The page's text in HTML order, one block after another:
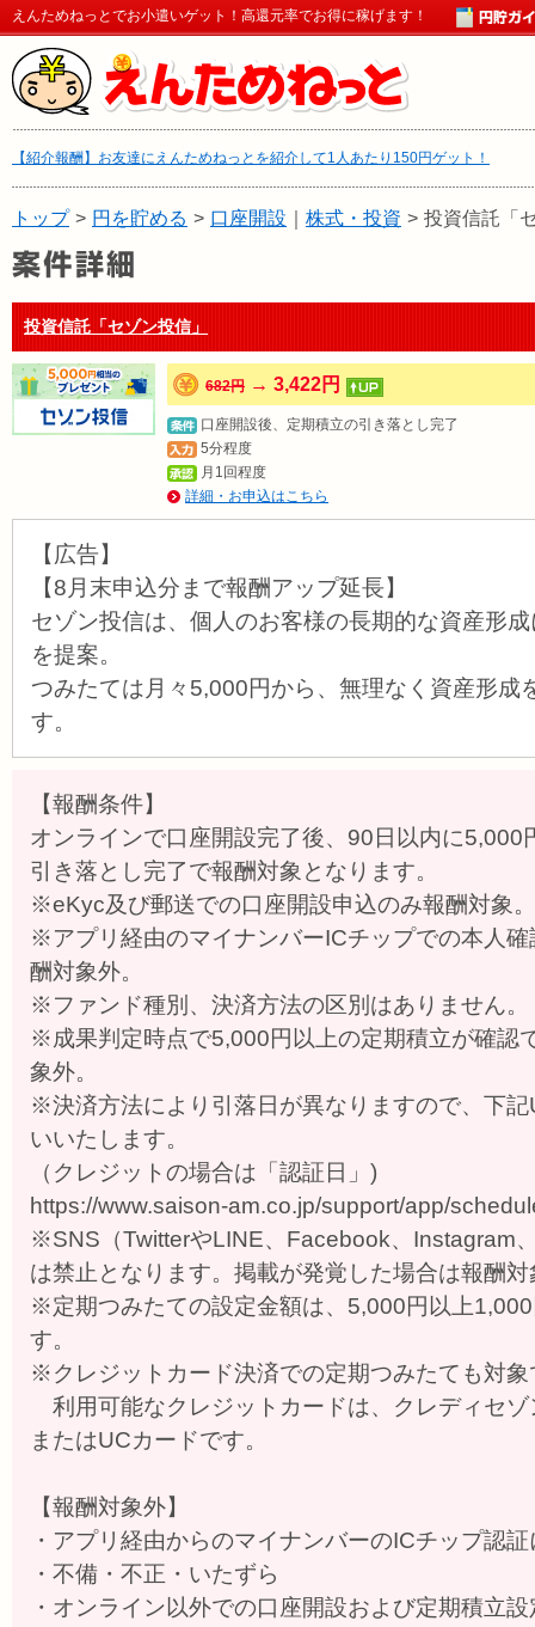
えんためねっとでお小遣いゲット！高還元率でお得に稼げます！
【紹介報酬】お友達にえんためねっとを紹介して1人あたり150円ゲット！
トップ > 円を貯める > 口座開設 株式・投資 > 投資信託「
投資信託「セゾン投信」
682円 → 3,422円
口座開設後、定期積立の引き落とし完了
5分程度
月1回程度
詳細・お申込はこちら
【広告】
【8月末申込分まで報酬アップ延長】
セゾン投信は、個人のお客様の長期的な資産形
を提案。
つみたては月々5,000円から、無理なく資産形成
す。
【報酬条件】
オンラインで口座開設完了後、90日以内に5,000
引き落とし完了で報酬対象となります。
※eKyc及び郵送での口座開設申込のみ報酬対象。
※アプリ経由のマイナンバーICチップでの本人
酬対象外。
※ファンド種別、決済方法の区別はありません。
※成果判定時点で5,000円以上の定期積立が確認
象外。
※決済方法により引落日が異なりますので、下
いいたします。
（クレジットの場合は「認証日」)
https://www.saison-am.co.jp/support/app/
※SNS（TwitterやLINE、Facebook、Instagram
は禁止となります。掲載が発覚した場合は報酬
※定期つみたての設定金額は、5,000円以上
す。
※クレジットカード決済での定期つみたても対象
利用可能なクレジットカードは、クレディセ
またはUCカードです。
【報酬対象外】
・アプリ経由からのマイナンバーのICチップ認
・不備・不正・いたずら
・オンライン以外での口座開設および定期積立設